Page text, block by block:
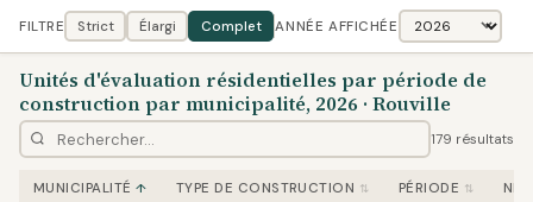
FILTRE Strict Élargi Complet ANNÉE AFFICHÉE
Unités d'évaluation résidentielles par période de
construction par municipalité, 2026 · Rouville
179 résultats
MUNICIPALITÉ TYPE DE CONSTRUCTION PÉRIODE NB